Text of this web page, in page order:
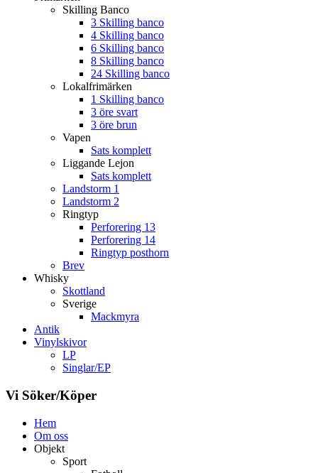
Skilling Banco
3 Skilling banco
4 Skilling banco
6 Skilling banco
8 Skilling banco
24 Skilling banco
Lokalfrimärken
1 Skilling banco
3 öre svart
3 öre brun
Vapen
Sats komplett
Liggande Lejon
Sats komplett
Landstorm 1
Landstorm 2
Ringtyp
Perforering 13
Perforering 14
Ringtyp posthorn
Brev
Whisky
Skottland
Sverige
Mackmyra
Antik
Vinylskivor
LP
Singlar/EP
Vi Söker/Köper
Hem
Om oss
Objekt
Sport